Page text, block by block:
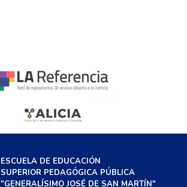
ESCUELA DE EDUCACIÓN
SUPERIOR PEDAGÓGICA PÚBLICA
"GENERALÍSIMO JOSÉ DE SAN MARTÍN"